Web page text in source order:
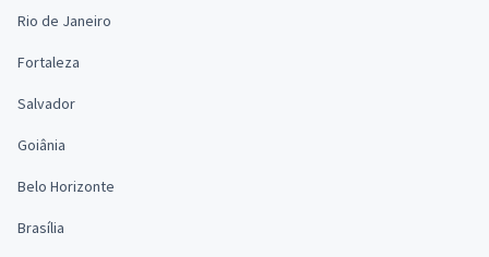
Rio de Janeiro
Fortaleza
Salvador
Goiânia
Belo Horizonte
Brasília